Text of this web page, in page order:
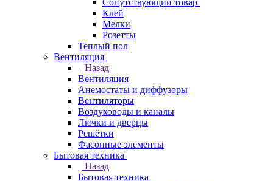
Сопутствующий товар
Клей
Мелки
Розетты
Теплый пол
Вентиляция
Назад
Вентиляция
Анемостаты и диффузоры
Вентиляторы
Воздуховоды и каналы
Лючки и дверцы
Решётки
Фасонные элементы
Бытовая техника
Назад
Бытовая техника